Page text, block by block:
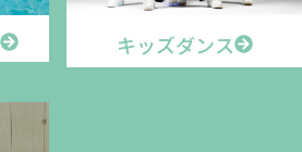
キッズダンス